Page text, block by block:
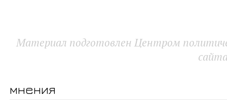
Материал подготовлен Центром
мнения